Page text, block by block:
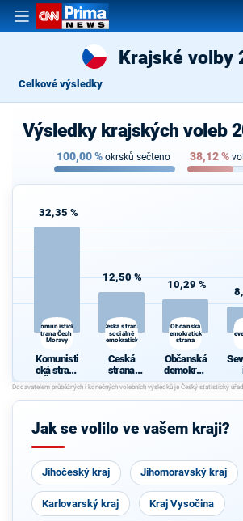
Krajské volby
Celkové výsledky
Výsledky krajských voleb
100,00% okrsků sečteno 38,12%
32,35 %
Komunistická
strana Čech a
Moravy
Komunisti
cká strana
Čech a
Moravy
12,50 %
Česká strana
sociálně
demokratická
Česká
strana
sociálně
demokrati
cká
10,29 %
Občanská
demokratická
strana
Občanská
demokrati
cká strana
Jak se volilo ve vašem kraji?
Jihočeský kraj Jihomoravský kraj
Karlovarský kraj Kraj Vysočina